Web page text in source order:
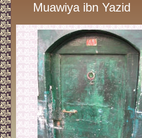
Muawiya ibn Yazid